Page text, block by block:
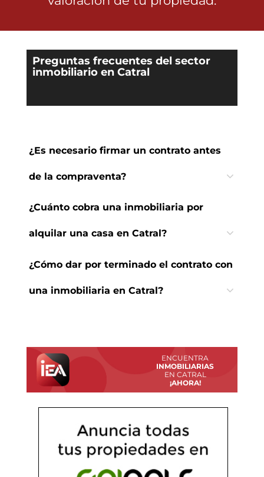
Preguntas frecuentes del sector
inmobiliario en Catral
¿Es necesario firmar un contrato antes
de la compraventa?
¿Cuánto cobra una inmobiliaria por
alquilar una casa en Catral?
¿Cómo dar por terminado el contrato con
una inmobiliaria en Catral?
ENCUENTRA
INMOBILIARIAS
EN CATRAL
¡AHORA!